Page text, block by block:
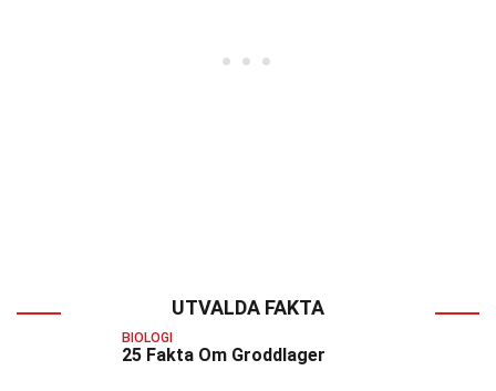
UTVALDA FAKTA
BIOLOGI
25 Fakta Om Groddlager